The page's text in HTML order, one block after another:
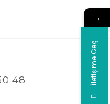
48
→
İletişime Geç